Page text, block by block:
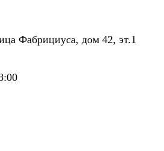
Фабрициуса, дом 42, эт.1